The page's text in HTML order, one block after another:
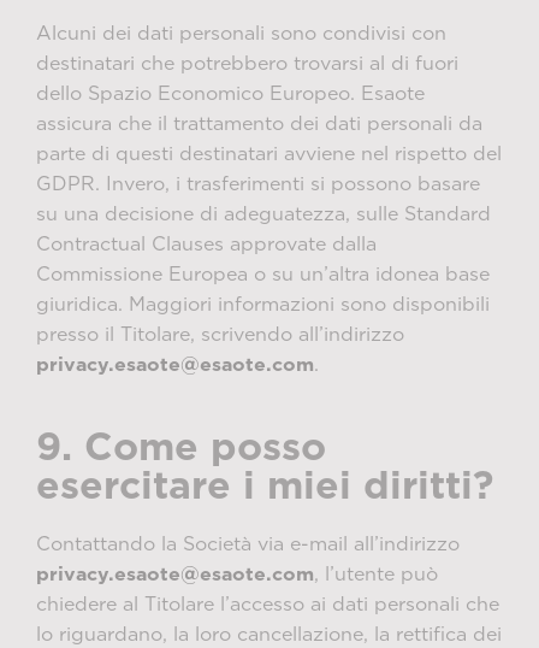
Alcuni dei dati personali sono condivisi con
destinatari che potrebbero trovarsi al di fuori
dello Spazio Economico Europeo. Esaote
assicura che il trattamento dei dati personali da
parte di questi destinatari avviene nel rispetto del
GDPR. Invero, i trasferimenti si possono basare
su una decisione di adeguatezza, sulle Standard
Contractual Clauses approvate dalla
Commissione Europea o su un’altra idonea base
giuridica. Maggiori informazioni sono disponibili
presso il Titolare, scrivendo all’indirizzo
privacy.esaote@esaote.com.
9. Come posso
esercitare i miei diritti?
Contattando la Società via e-mail all’indirizzo
privacy.esaote@esaote.com, l’utente può
chiedere al Titolare l’accesso ai dati personali che
lo riguardano, la loro cancellazione, la rettifica dei